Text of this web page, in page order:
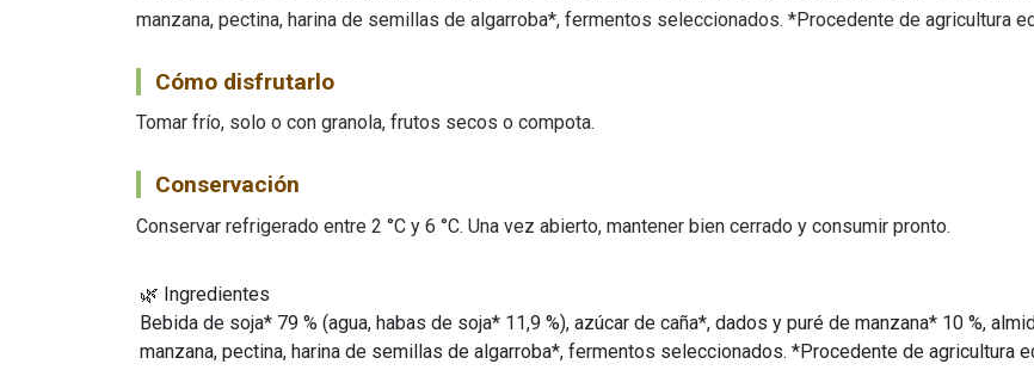
manzana, pectina, harina de semillas de algarroba*, fermentos seleccionados. *Procedente de agricultura
Cómo disfrutarlo
Tomar frío, solo o con granola, frutos secos o compota.
Conservación
Conservar refrigerado entre 2 °C y 6 °C. Una vez abierto, mantener bien cerrado y consumir pronto.
🌿 Ingredientes
Bebida de soja* 79 % (agua, habas de soja* 11,9 %), azúcar de caña*, dados y puré de manzana* 10 %,
manzana, pectina, harina de semillas de algarroba*, fermentos seleccionados. *Procedente de agricultura